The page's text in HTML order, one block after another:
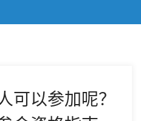
可以参加呢？